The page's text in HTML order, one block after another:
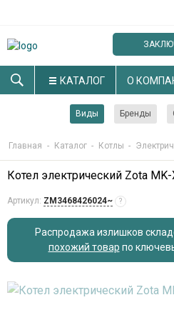
ОПТОВЫЙ
КАТАЛОГ О
Виды Бренды
Главная - Каталог - Котлы -
Котел электрический Zota
Артикул: ZM3468426024~ ?
Распродажа излишков
похожий товар по